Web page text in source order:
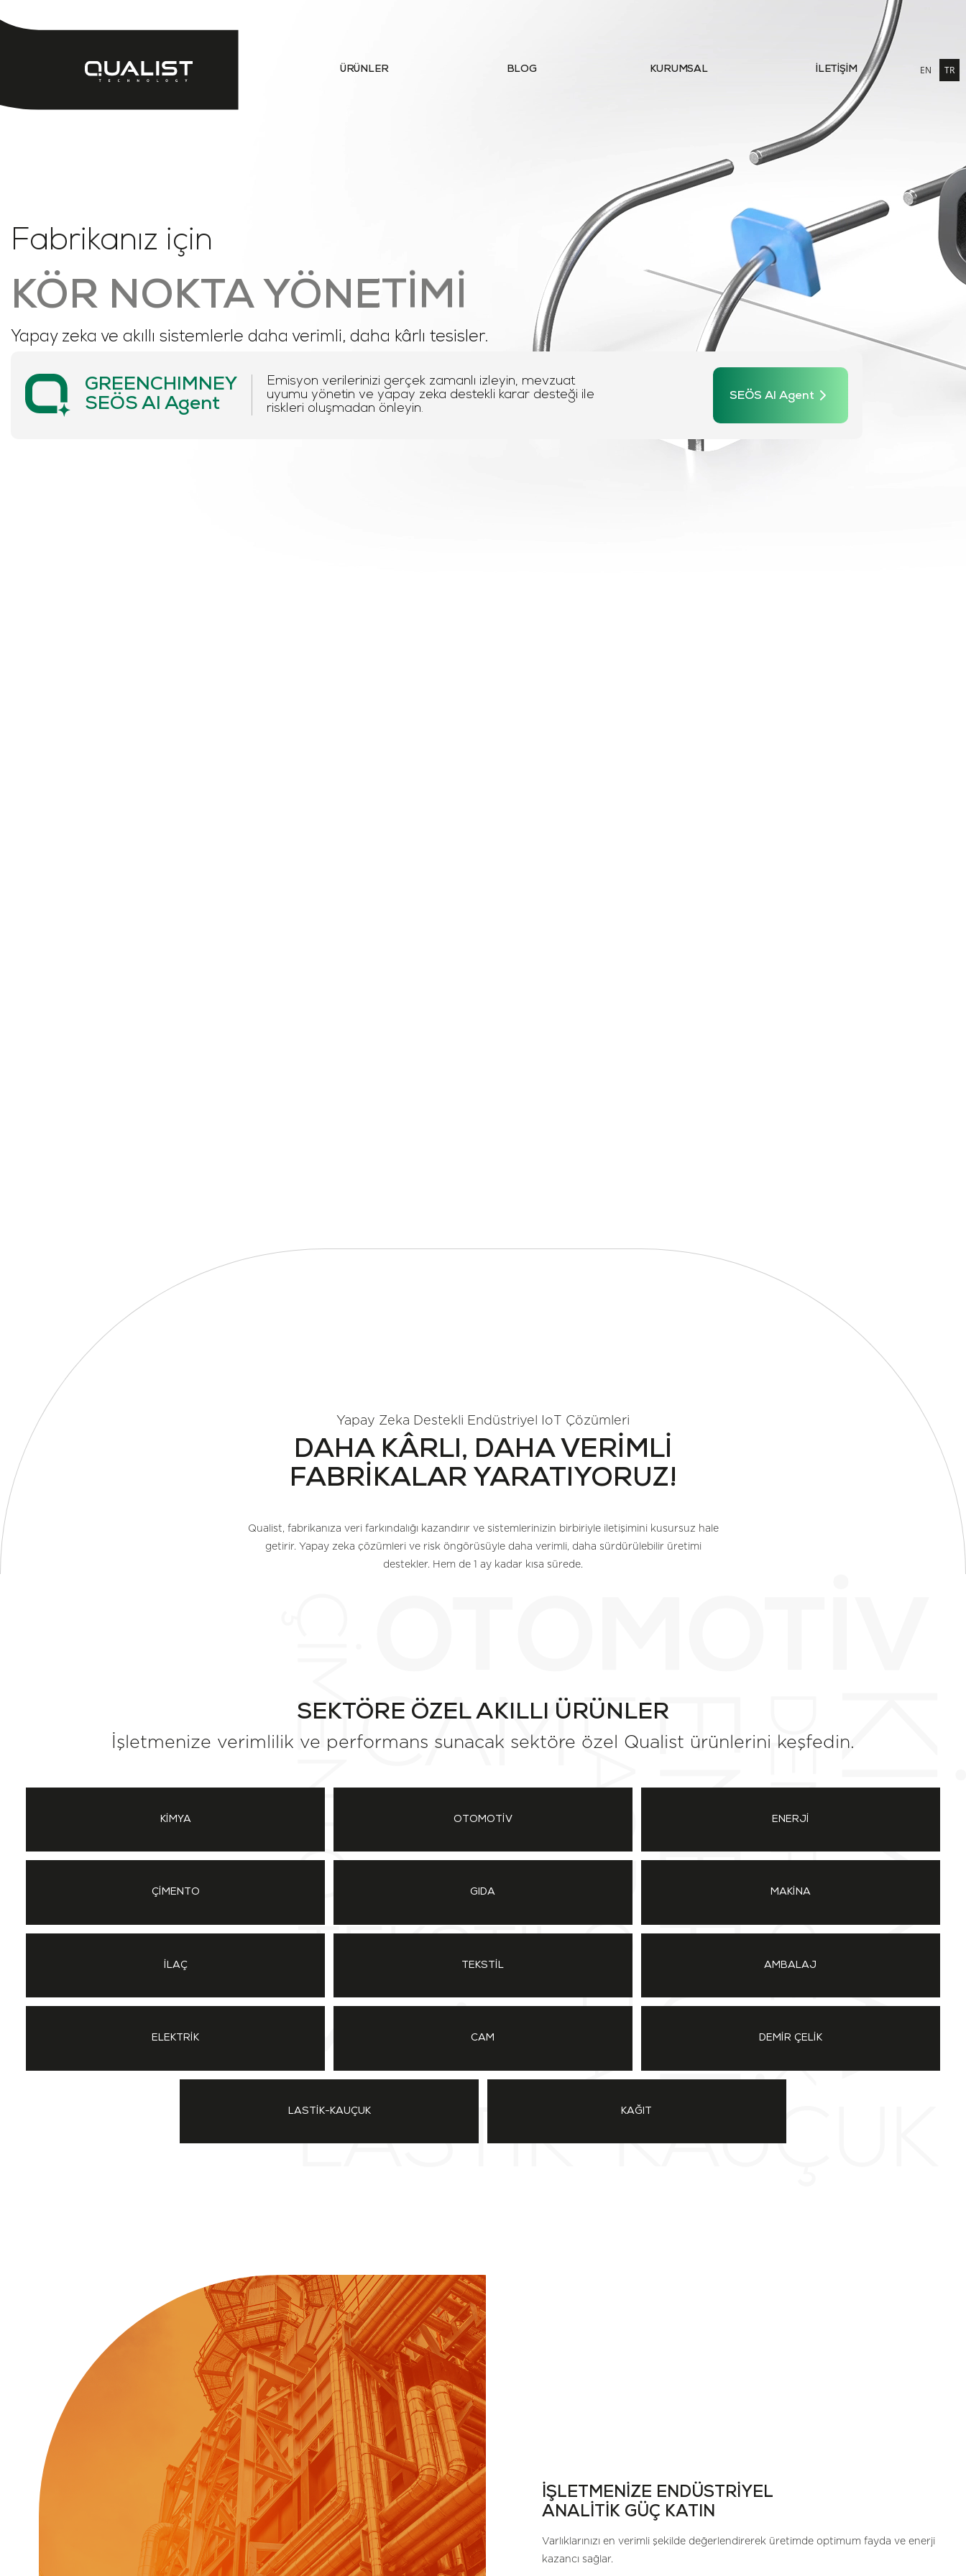
ÜRÜNLER BLOG KURUMSAL İLETİŞİM EN TR
Fabrikanız için
KÖR NOKTA YÖNETİMİ
Yapay zeka ve akıllı sistemlerle daha verimli, daha kârlı tesisler.
GREENCHIMNEY
SEÖS AI Agent
Emisyon verilerinizi gerçek zamanlı izleyin, mevzuat
uyumu yönetin ve yapay zeka destekli karar desteği ile
riskleri oluşmadan önleyin.
SEÖS AI Agent
Yapay Zeka Destekli Endüstriyel IoT Çözümleri
DAHA KÂRLI, DAHA VERİMLİ
FABRİKALAR YARATIYORUZ!
Qualist, fabrikanıza veri farkındalığı kazandırır ve sistemlerinizin birbiriyle iletişimini kusursuz hale
getirir. Yapay zeka çözümleri ve risk öngörüsüyle daha verimli, daha sürdürülebilir üretimi
destekler. Hem de 1 ay kadar kısa sürede.
SEKTÖRE ÖZEL AKILLI ÜRÜNLER
İşletmenize verimlilik ve performans sunacak sektöre özel Qualist ürünlerini keşfedin.
KİMYA OTOMOTİV ENERJİ
ÇİMENTO GIDA MAKİNA
İLAÇ TEKSTİL AMBALAJ
ELEKTRİK CAM DEMİR ÇELİK
LASTİK-KAUÇUK KAĞIT
İŞLETMENİZE ENDÜSTRİYEL
ANALİTİK GÜÇ KATIN
Varlıklarınızı en verimli şekilde değerlendirerek üretimde optimum fayda ve enerji
kazancı sağlar.